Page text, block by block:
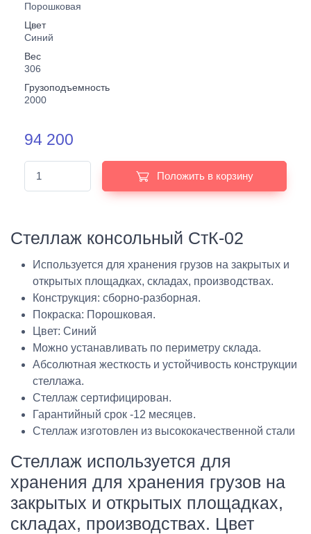
Порошковая
Цвет
Синий
Вес
306
Грузоподъемность
2000
94 200
Положить в корзину
Стеллаж консольный СтК-02
Используется для хранения грузов на закрытых и
открытых площадках, складах, производствах.
Конструкция: сборно-разборная.
Покраска: Порошковая.
Цвет: Синий
Можно устанавливать по периметру склада.
Абсолютная жесткость и устойчивость конструкции
стеллажа.
Стеллаж сертифицирован.
Гарантийный срок -12 месяцев.
Стеллаж изготовлен из высококачественной стали
Стеллаж используется для
хранения для хранения грузов на
закрытых и открытых площадках,
складах, производствах. Цвет